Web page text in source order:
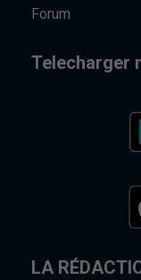
Forum
Telecharger
LA